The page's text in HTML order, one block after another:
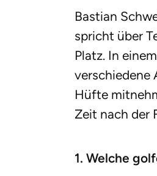
Bastian
spricht über
Platz. In
verschiedene
Hüfte
Zeit nach der
1. Welche